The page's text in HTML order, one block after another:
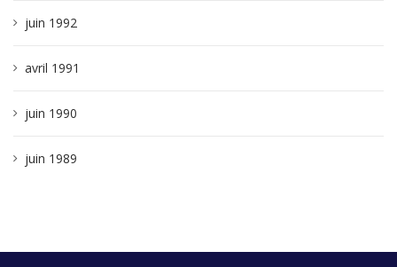
juin 1992
avril 1991
juin 1990
juin 1989